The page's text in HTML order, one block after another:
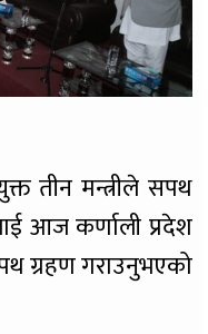
तीन मन्त्रीले सपथ
आज कर्णाली प्रदेश
ग्रहण गराउनुभएको